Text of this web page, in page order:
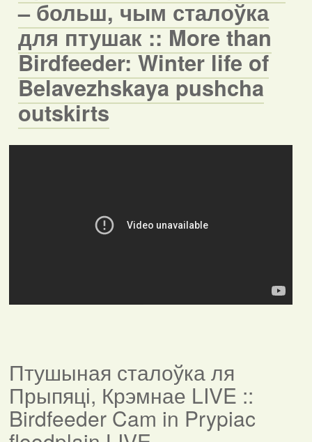
– больш, чым сталоўка
для птушак :: More than
Birdfeeder: Winter life of
Belavezhskaya pushcha
outskirts
Птушыная сталоўка ля
Прыпяці, Крэмнае LIVE ::
Birdfeeder Cam in Prypiac